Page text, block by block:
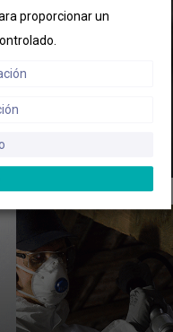
proporcionar un